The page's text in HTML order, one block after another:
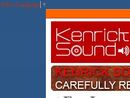
Select Language ▼